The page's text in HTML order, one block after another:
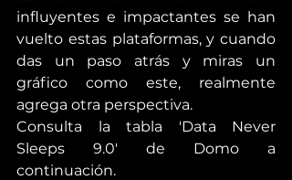
influyentes e impactantes se han
vuelto estas plataformas, y cuando
das un paso atrás y miras un
gráfico como este, realmente
agrega otra perspectiva.
Consulta la tabla 'Data Never
Sleeps 9.0' de Domo a
continuación.